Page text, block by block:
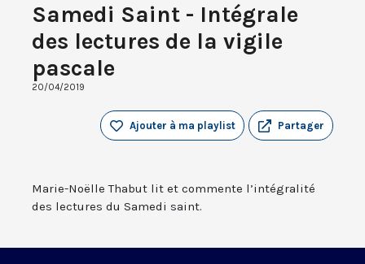
Samedi Saint - Intégrale
des lectures de la vigile
pascale
20/04/2019
Partager
Ajouter à ma playlist
Marie-Noëlle Thabut lit et commente l’intégralité
des lectures du Samedi saint.